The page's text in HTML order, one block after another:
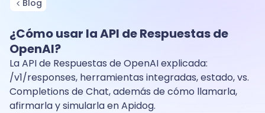
Blog
¿Cómo usar la API de Respuestas de
OpenAI?
La API de Respuestas de OpenAI explicada:
/v1/responses, herramientas integradas, estado, vs.
Completions de Chat, además de cómo llamarla,
afirmarla y simularla en Apidog.